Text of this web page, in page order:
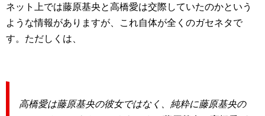
ネット上では藤原基央と高橋愛は交際していたのかという
ような情報がありますが、これ自体が全くのガセネタで
す。ただしくは、
高橋愛は藤原基央の彼女ではなく、純粋に藤原基央の